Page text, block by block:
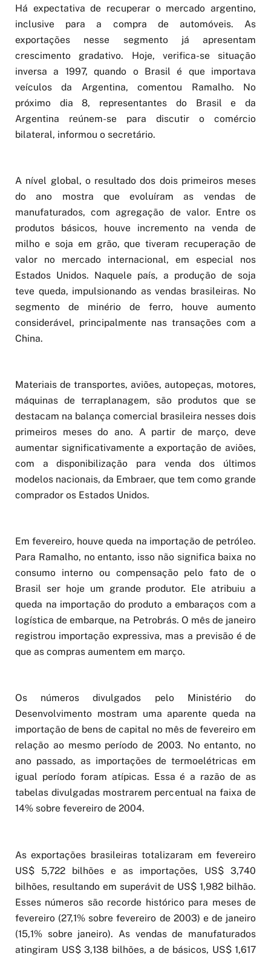
Há expectativa de recuperar o mercado argentino,
inclusive para a compra de automóveis. As
exportações nesse segmento já apresentam
crescimento gradativo. Hoje, verifica-se situação
inversa a 1997, quando o Brasil é que importava
veículos da Argentina, comentou Ramalho. No
próximo dia 8, representantes do Brasil e da
Argentina reúnem-se para discutir o comércio
bilateral, informou o secretário.
A nível global, o resultado dos dois primeiros meses
do ano mostra que evoluíram as vendas de
manufaturados, com agregação de valor. Entre os
produtos básicos, houve incremento na venda de
milho e soja em grão, que tiveram recuperação de
valor no mercado internacional, em especial nos
Estados Unidos. Naquele país, a produção de soja
teve queda, impulsionando as vendas brasileiras. No
segmento de minério de ferro, houve aumento
considerável, principalmente nas transações com a
China.
Materiais de transportes, aviões, autopeças, motores,
máquinas de terraplanagem, são produtos que se
destacam na balança comercial brasileira nesses dois
primeiros meses do ano. A partir de março, deve
aumentar significativamente a exportação de aviões,
com a disponibilização para venda dos últimos
modelos nacionais, da Embraer, que tem como grande
comprador os Estados Unidos.
Em fevereiro, houve queda na importação de petróleo.
Para Ramalho, no entanto, isso não significa baixa no
consumo interno ou compensação pelo fato de o
Brasil ser hoje um grande produtor. Ele atribuiu a
queda na importação do produto a embaraços com a
logística de embarque, na Petrobrás. O mês de janeiro
registrou importação expressiva, mas a previsão é de
que as compras aumentem em março.
Os números divulgados pelo Ministério do
Desenvolvimento mostram uma aparente queda na
importação de bens de capital no mês de fevereiro em
relação ao mesmo período de 2003. No entanto, no
ano passado, as importações de termoelétricas em
igual período foram atípicas. Essa é a razão de as
tabelas divulgadas mostrarem percentual na faixa de
14% sobre fevereiro de 2004.
As exportações brasileiras totalizaram em fevereiro
US$ 5,722 bilhões e as importações, US$ 3,740
bilhões, resultando em superávit de US$ 1,982 bilhão.
Esses números são recorde histórico para meses de
fevereiro (27,1% sobre fevereiro de 2003) e de janeiro
(15,1% sobre janeiro). As vendas de manufaturados
atingiram US$ 3,138 bilhões, a de básicos, US$ 1,617